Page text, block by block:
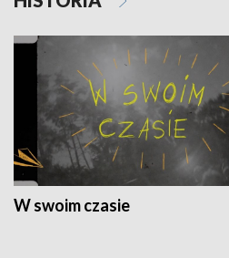
W swoim czasie